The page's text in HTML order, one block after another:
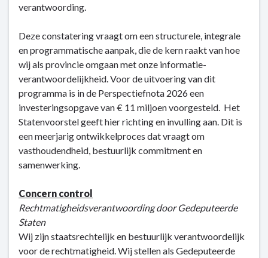
verantwoording.
Deze constatering vraagt om een structurele, integrale
en programmatische aanpak, die de kern raakt van hoe
wij als provincie omgaan met onze informatie-
verantwoordelijkheid. Voor de uitvoering van dit
programma is in de Perspectiefnota 2026 een
investeringsopgave van € 11 miljoen voorgesteld. Het
Statenvoorstel geeft hier richting en invulling aan. Dit is
een meerjarig ontwikkelproces dat vraagt om
vasthoudendheid, bestuurlijk commitment en
samenwerking.
Concern control
Rechtmatigheidsverantwoording door Gedeputeerde
Staten
Wij zijn staatsrechtelijk en bestuurlijk verantwoordelijk
voor de rechtmatigheid. Wij stellen als Gedeputeerde